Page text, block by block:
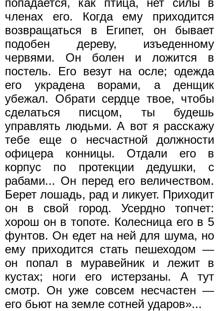
членах его. Когда ему приходится
возвращаться в Египет, он бывает
подобен дереву, изъеденному
червями. Он болен и ложится в
постель. Его везут на осле; одежда
его украдена ворами, а денщик
убежал. Обрати сердце твое, чтобы
сделаться писцом, ты будешь
управлять людьми. А вот я расскажу
тебе еще о несчастной должности
офицера конницы. Отдали его в
корпус по протекции дедушки, с
рабами... Он перед его величеством.
Берет лошадь, рад и ликует. Приходит
он в свой город. Усердно топчет:
хорош он в топоте. Колесница его в 5
фунтов. Он едет на ней для шума, но
ему приходится стать пешеходом —
он попал в муравейник и лежит в
кустах; ноги его истерзаны. А тут
смотр. Он уже совсем несчастен —
его бьют на земле сотней ударов»...